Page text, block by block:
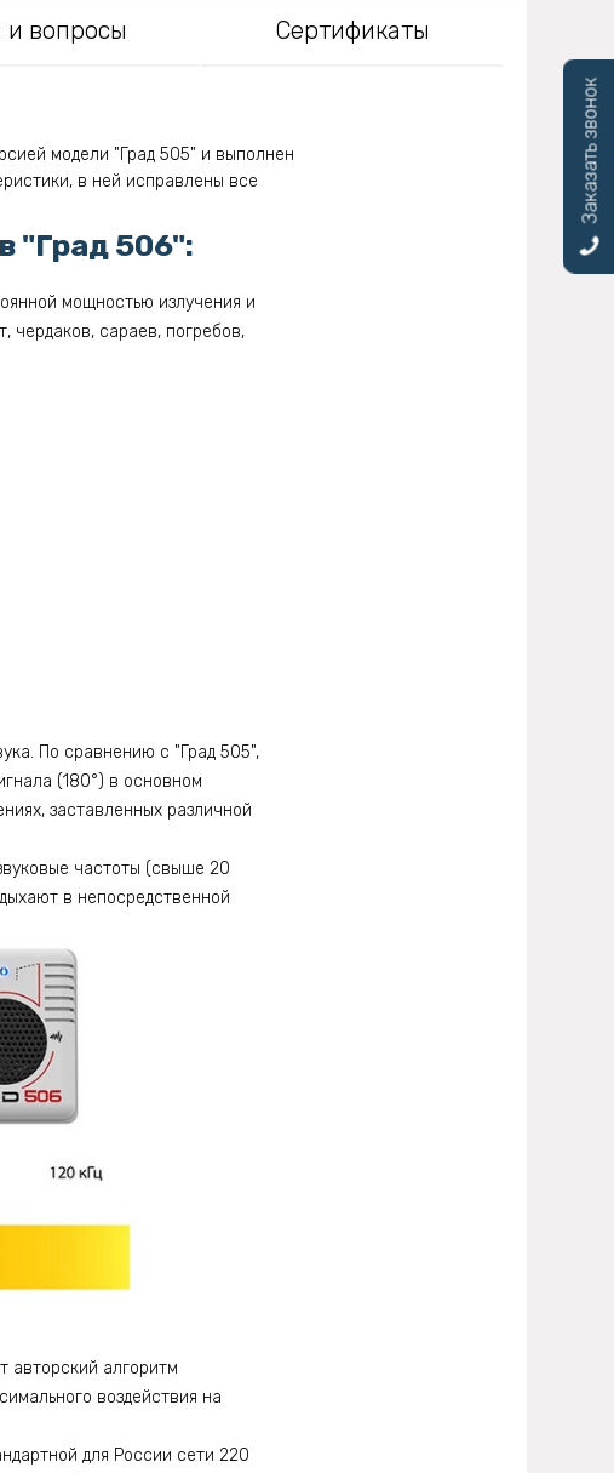
вопросы Сертификаты
модели "Град 505" и выполнен
в ней исправлены все
"Град 506":
мощностью излучения и
чердаков, сараев, погребов,
По сравнению с "Град 505",
(180°) в основном
заставленных различной
частоты (свыше 20
в непосредственной
авторский алгоритм
воздействия на
для России сети 220
Заказать звонок